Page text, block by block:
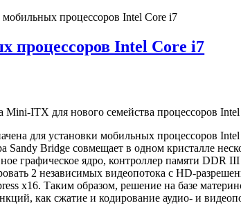
мобильных процессоров Intel Core i7
процессоров Intel Core i7
ITX для нового семейства процессоров Intel
для установки мобильных процессоров
Sandy Bridge совмещает в одном кристалле
графическое ядро, контроллер памяти DDR
2 независимых видеопотока сHD-
x16. Таким образом, решение на базе
как сжатие и кодирование аудио- и